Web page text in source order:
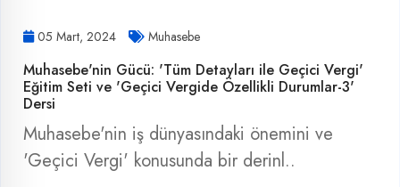
05 Mart, 2024 Muhasebe
Muhasebe'nin Gücü: 'Tüm Detayları ile Geçici Vergi'
Eğitim Seti ve 'Geçici Vergide Özellikli Durumlar-3'
Dersi
Muhasebe'nin iş dünyasındaki önemini ve
'Geçici Vergi' konusunda bir derinl..